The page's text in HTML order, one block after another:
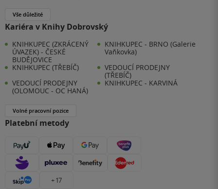
Vše důležité
Kariéra v Knihy Dobrovský
KNIHKUPEC (ZKRÁCENÝ
ÚVAZEK) - ČESKÉ
BUDĚJOVICE
KNIHKUPEC - BRNO (Galerie
Vaňkovka)
KNIHKUPEC (TŘEBÍČ)
VEDOUCÍ PRODEJNY
(TŘEBÍČ)
VEDOUCÍ PRODEJNY
(OLOMOUC - OC HANÁ)
KNIHKUPEC - KARVINÁ
Volné pracovní pozice
Platební metody
+ 17